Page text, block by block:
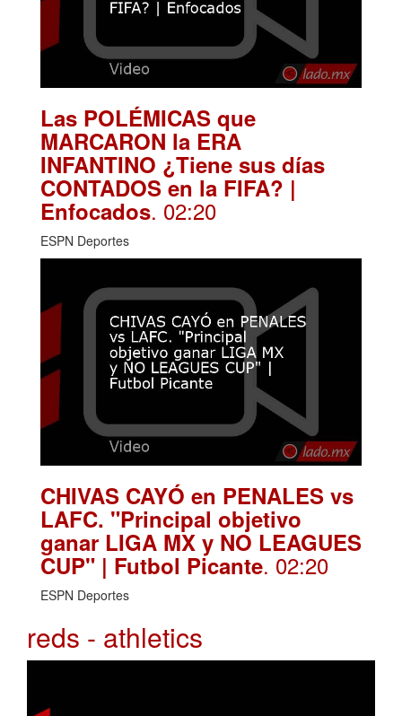
Las POLÉMICAS que
MARCARON la ERA
INFANTINO ¿Tiene sus días
CONTADOS en la FIFA? |
Enfocados. 02:20
ESPN Deportes
CHIVAS CAYÓ en PENALES vs
LAFC. "Principal objetivo
ganar LIGA MX y NO LEAGUES
CUP" | Futbol Picante. 02:20
ESPN Deportes
reds - athletics